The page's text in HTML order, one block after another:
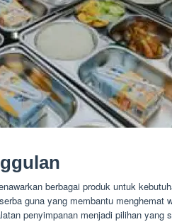
berbagai produk untuk
guna yang membantu menghemat
penyimpanan menjadi pilihan yang